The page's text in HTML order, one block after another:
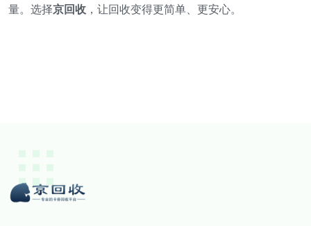
量。选择京回收，让回收变得更简单、更安心。